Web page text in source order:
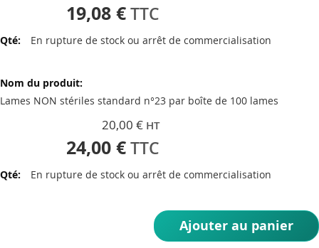
19,08 €
En rupture de stock ou arrêt de commercialisation
Lames NON stériles standard n°23 par boîte de 100 lames
20,00 €
24,00 €
En rupture de stock ou arrêt de commercialisation
Ajouter au panier